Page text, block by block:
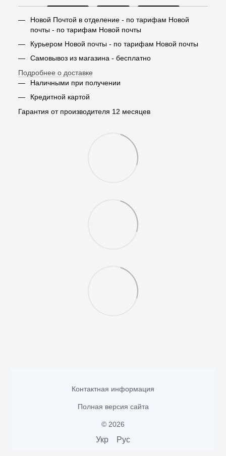
Новой Почтой в отделение - по тарифам Новой
почты - по тарифам Новой почты
Курьером Новой почты - по тарифам Новой почты
Самовывоз из магазина - бесплатно
Подробнее о доставке
Наличными при получении
Кредитной картой
Гарантия от производителя 12 месяцев
Контактная информация
Полная версия сайта
© 2026
Укр Рус